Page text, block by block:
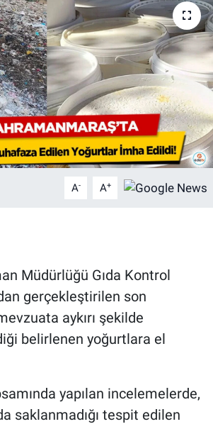
A- A+
Müdürlüğü Gıda Kontrol
gerçekleştirilen son
aykırı şekilde
belirlenen yoğurtlara el
yapılan incelemelerde,
saklanmadığı tespit edilen